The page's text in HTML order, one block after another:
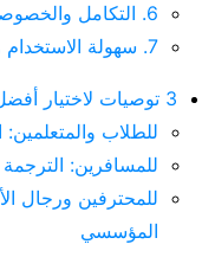
6. التكامل والخصوصية والأمان
7. سهولة الاستخدام والدعم والتكلفة
3 توصيات لاختيار أفضل تطبيق ترجمة حسب احتياجك
للطلاب والمتعلمين:
للمسافرين: الترجمة
للمحترفين ورجال
المؤسسي